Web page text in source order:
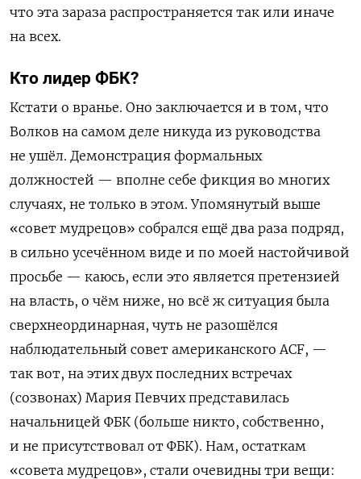
что эта зараза распространяется так или иначе
на всех.
Кто лидер ФБК?
Кстати о вранье. Оно заключается и в том, что
Волков на самом деле никуда из руководства
не ушёл. Демонстрация формальных
должностей — вполне себе фикция во многих
случаях, не только в этом. Упомянутый выше
«совет мудрецов» собрался ещё два раза подряд,
в сильно усечённом виде и по моей настойчивой
просьбе — каюсь, если это является претензией
на власть, о чём ниже, но всё ж ситуация была
сверхнеординарная, чуть не разошёлся
наблюдательный совет американского ACF, —
так вот, на этих двух последних встречах
(созвонах) Мария Певчих представилась
начальницей ФБК (больше никто, собственно,
и не присутствовал от ФБК). Нам, остаткам
«совета мудрецов», стали очевидны три вещи: